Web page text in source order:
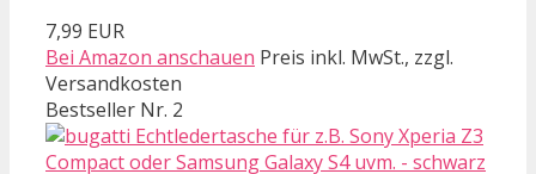
7,99 EUR
Bei Amazon anschauen Preis inkl. MwSt., zzgl.
Versandkosten
Bestseller Nr. 2